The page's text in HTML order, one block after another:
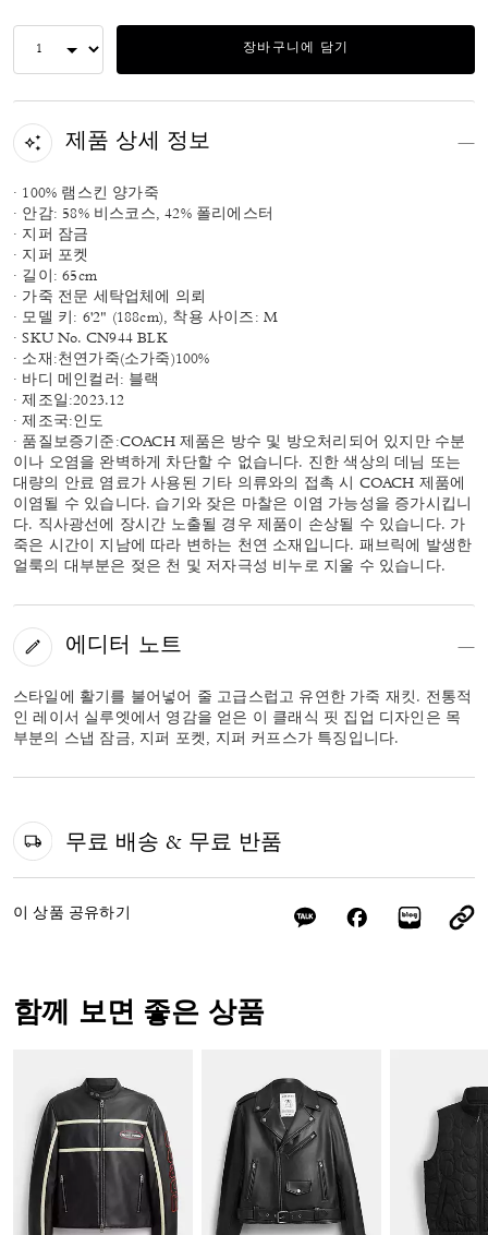
장바구니에 담기
제품 상세 정보
· 100% 램스킨 양가죽
· 안감: 58% 비스코스, 42% 폴리에스터
· 지퍼 잠금
· 지퍼 포켓
· 길이: 65cm
· 가죽 전문 세탁업체에 의뢰
· 모델 키: 6'2" (188cm), 착용 사이즈: M
· SKU No. CN944 BLK
· 소재:천연가죽(소가죽)100%
· 바디 메인컬러: 블랙
· 제조일:2023.12
· 제조국:인도
· 품질보증기준:COACH 제품은 방수 및 방오처리되어 있지만 수분
이나 오염을 완벽하게 차단할 수 없습니다. 진한 색상의 데님 또는
대량의 안료 염료가 사용된 기타 의류와의 접촉 시 COACH 제품에
이염될 수 있습니다. 습기와 잦은 마찰은 이염 가능성을 증가시킵니
다. 직사광선에 장시간 노출될 경우 제품이 손상될 수 있습니다. 가
죽은 시간이 지남에 따라 변하는 천연 소재입니다. 패브릭에 발생한
얼룩의 대부분은 젖은 천 및 저자극성 비누로 지울 수 있습니다.
에디터 노트
스타일에 활기를 불어넣어 줄 고급스럽고 유연한 가죽 재킷. 전통적
인 레이서 실루엣에서 영감을 얻은 이 클래식 핏 집업 디자인은 목
부분의 스냅 잠금, 지퍼 포켓, 지퍼 커프스가 특징입니다.
무료 배송 & 무료 반품
이 상품 공유하기
함께 보면 좋은 상품